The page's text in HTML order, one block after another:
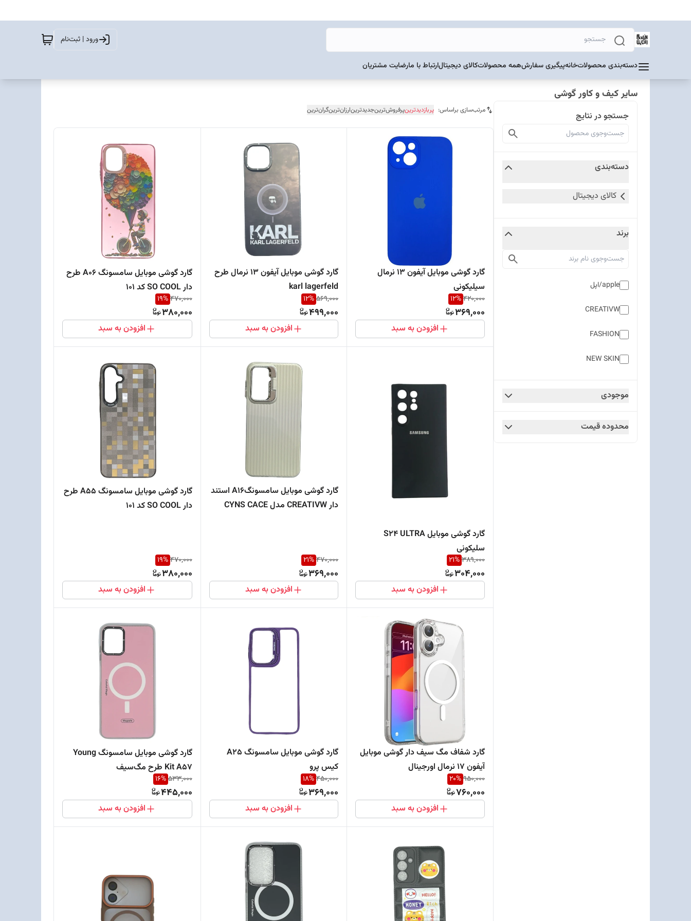
ورود | ثبت‌نام
دسته‌بندی محصولاتخانهپیگیری سفارشهمه محصولاتکالای دیجیتالارتباط با مارضایت مشتریان
سایر کیف و کاور گوشی
جستجو در نتایج
دسته‌بندی
کالای دیجیتال
برند
apple/اپل
CREATIVW
FASHION
NEW SKIN
Unique Case
موجودی
محدوده قیمت
مرتب‌سازی براساس: پربازدیدترینپرفروش‌ترینجدیدترینارزان‌ترینگران‌ترین
گارد گوشی موبایل آیفون 13 نرمال
سیلیکونی
420,000
12%
369,000
افزودن به سبد
گارد گوشی موبایل آیفون 13 نرمال طرح
karl lagerfeld
569,000
12%
499,000
افزودن به سبد
گارد گوشی موبایل سامسونگ A06 طرح
دار SO COOL کد 101
470,000
19%
380,000
افزودن به سبد
گارد گوشی موبایل S24 ULTRA
سلیکونی
389,000
21%
304,000
افزودن به سبد
گارد گوشی موبایل سامسونگA16 استند
دار CREATIVW مدل CYNS CACE
470,000
21%
369,000
افزودن به سبد
گارد گوشی موبایل سامسونگ A55 طرح
دار SO COOL کد 101
470,000
19%
380,000
افزودن به سبد
گارد شفاف مگ سیف دار گوشی موبایل
آیفون 17 نرمال اورجینال
950,000
20%
760,000
افزودن به سبد
گارد گوشی موبایل سامسونگ A25
کیس پرو
450,000
18%
369,000
افزودن به سبد
گارد گوشی موبایل سامسونگ Young
Kit A57 طرح مگ‌سیف
533,000
16%
445,000
افزودن به سبد